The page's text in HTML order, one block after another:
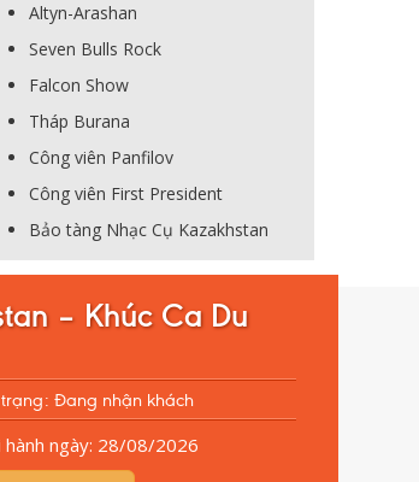
Altyn-Arashan
Seven Bulls Rock
Falcon Show
Tháp Burana
Công viên Panfilov
Công viên First President
Bảo tàng Nhạc Cụ Kazakhstan
– Khúc Ca Du
trạng: Đang nhận khách
hành ngày: 28/08/2026